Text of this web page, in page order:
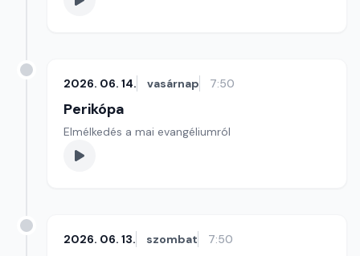
2026. 06. 14. vasárnap 7:50
Perikópa
Elmélkedés a mai evangéliumról
2026. 06. 13. szombat 7:50